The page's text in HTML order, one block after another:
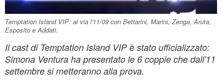
Temptation Island VIP: al via l'11/09 con Bettarini, Marini, Zenga, Aruta,
Esposito e Addati.
Il cast di Temptation Island VIP è stato ufficializzato:
Simona Ventura ha presentato le 6 coppie che dall'11
settembre si metteranno alla prova.